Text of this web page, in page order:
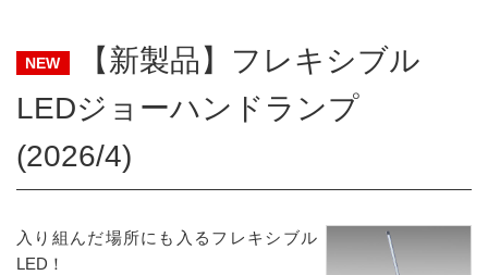
NEW
【新製品】フレキシブル
LEDジョーハンドランプ
(2026/4)
入り組んだ場所にも入るフレキシブル
LED！